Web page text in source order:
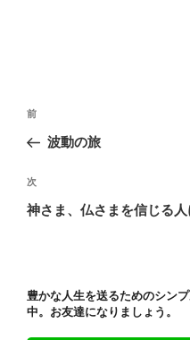
投
ビ
ゲ
ン
過
去
投
稿
前
波動の旅
次
の
次
神さま、仏さまを信じる
豊かな人生を送るためのシン
中。お友達になりましょう。